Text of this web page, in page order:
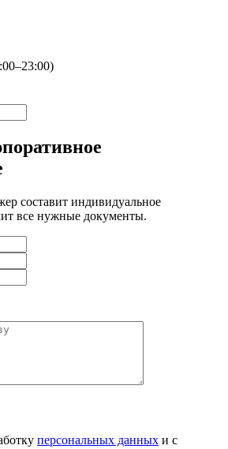
составит индивидуальное
все нужные документы.
персональных данных и с